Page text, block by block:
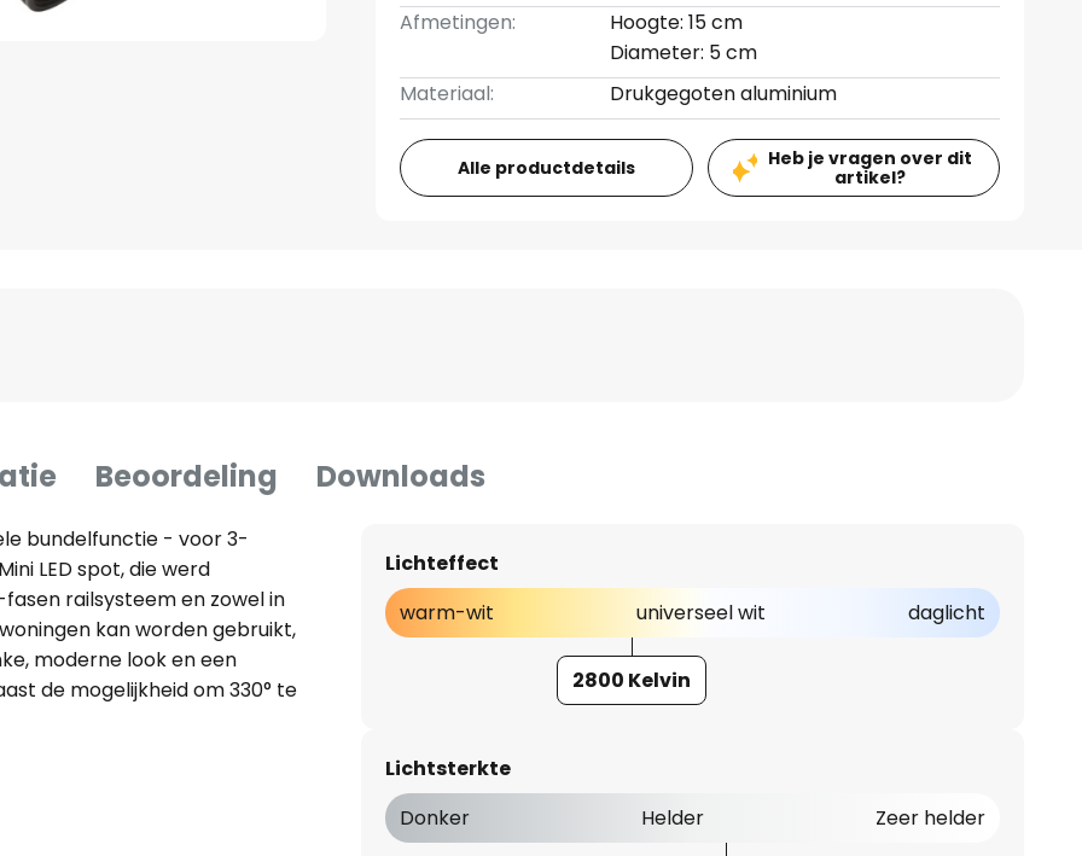
Afmetingen:
Hoogte: 15 cm
Diameter: 5 cm
Materiaal:
Drukgegoten aluminium
Alle productdetails
Heb je vragen over dit
artikel?
Beoordeling Downloads
bundelfunctie - voor 3-
LED spot, die werd
railsysteem en zowel in
kan worden gebruikt,
moderne look en een
de mogelijkheid om 330° te
spot uitgerust met
verminderd van 36° tot
Lichteffect
warm-wit
universeel wit daglicht
2800 Kelvin
Lichtsterkte
Donker
Helder Zeer helder